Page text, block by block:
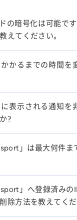
の暗号化は可能で
えてください。
かるまでの時間を
表示される通知を
?
」は最大何件ま
」へ登録済みの
除方法を教えてくだ